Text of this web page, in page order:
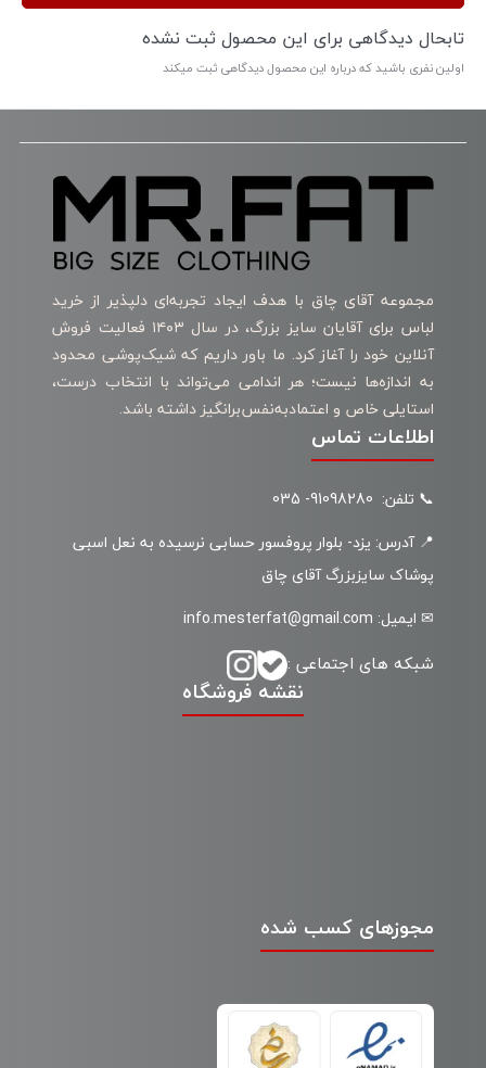
تابحال دیدگاهی برای این محصول ثبت نشده
اولین نفری باشید که درباره این محصول دیدگاهی ثبت میکند
مجموعه آقای چاق با هدف ایجاد تجربه‌ای دلپذیر از خرید
لباس برای آقایان سایز بزرگ، در سال ۱۴۰۳ فعالیت فروش
آنلاین خود را آغاز کرد. ما باور داریم که شیک‌پوشی محدود
به اندازه‌ها نیست؛ هر اندامی می‌تواند با انتخاب درست،
استایلی خاص و اعتمادبه‌نفس‌برانگیز داشته باشد.
مجوزهای کسب شده
اطلاعات تماس
📞 تلفن: 91098280- 035
📍 آدرس: یزد- بلوار پروفسور حسابی نرسیده به نعل اسبی
پوشاک سایزبزرگ آقای چاق
✉ ایمیل: info.mesterfat@gmail.com
شبکه های اجتماعی :
نقشه فروشگاه